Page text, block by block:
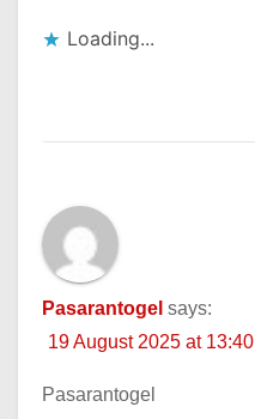
Loading...
Pasarantogel says:
19 August 2025 at 13:40
Pasarantogel